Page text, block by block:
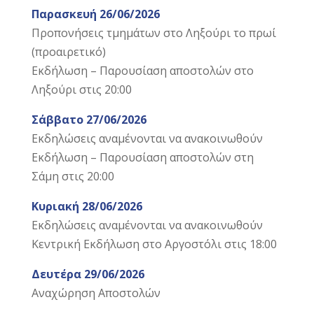
Παρασκευή 26/06/2026
Προπονήσεις τμημάτων στο Ληξούρι το πρωί
(προαιρετικό)
Εκδήλωση – Παρουσίαση αποστολών στο
Ληξούρι στις 20:00
Σάββατο 27/06/2026
Εκδηλώσεις αναμένονται να ανακοινωθούν
Εκδήλωση – Παρουσίαση αποστολών στη
Σάμη στις 20:00
Κυριακή 28/06/2026
Εκδηλώσεις αναμένονται να ανακοινωθούν
Κεντρική Εκδήλωση στο Αργοστόλι στις 18:00
Δευτέρα 29/06/2026
Αναχώρηση Αποστολών